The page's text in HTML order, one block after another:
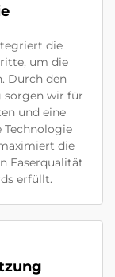
die
um die
Durch den
sorgen wir für
und eine
Technologie
die
Faserqualität
erfüllt.